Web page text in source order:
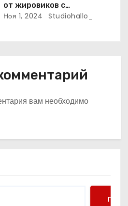
от жировиков с
рассасывающим эффектом
Ноя 1, 2024 Studiohallo_
вам необходимо
Поиск